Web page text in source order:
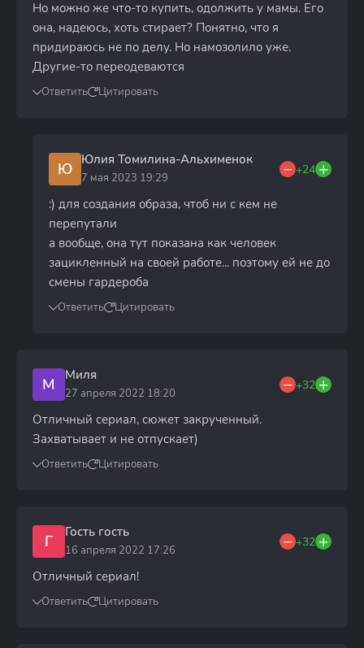
Но можно же что-то купить, одолжить у мамы. Его
она, надеюсь, хоть стирает? Понятно, что я
придираюсь не по делу. Но намозолило уже.
Другие-то переодеваются
Ответить Цитировать
Ю Юлия Томилина-Альхименок
7 мая 2023 19:29
+24
:) для создания образа, чтоб ни с кем не
перепутали
а вообще, она тут показана как человек
зацикленный на своей работе... поэтому ей не до
смены гардероба
Ответить Цитировать
М Миля
27 апреля 2022 18:20
+32
Отличный сериал, сюжет закрученный.
Захватывает и не отпускает)
Ответить Цитировать
Г Гость гость
16 апреля 2022 17:26
+32
Отличный сериал!
Ответить Цитировать